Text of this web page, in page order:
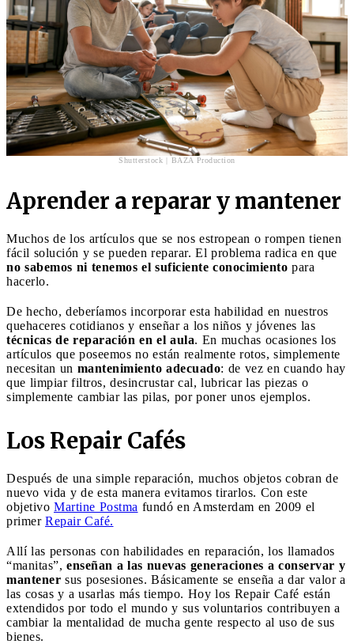
Shutterstock | BAZA Production
Aprender a reparar y mantener
Muchos de los artículos que se nos estropean o rompen tienen
fácil solución y se pueden reparar. El problema radica en que
no sabemos ni tenemos el suficiente conocimiento para
hacerlo.
De hecho, deberíamos incorporar esta habilidad en nuestros
quehaceres cotidianos y enseñar a los niños y jóvenes las
técnicas de reparación en el aula. En muchas ocasiones los
artículos que poseemos no están realmente rotos, simplemente
necesitan un mantenimiento adecuado: de vez en cuando hay
que limpiar filtros, desincrustar cal, lubricar las piezas o
simplemente cambiar las pilas, por poner unos ejemplos.
Los Repair Cafés
Después de una simple reparación, muchos objetos cobran de
nuevo vida y de esta manera evitamos tirarlos. Con este
objetivo Martine Postma fundó en Amsterdam en 2009 el
primer Repair Café.
Allí las personas con habilidades en reparación, los llamados
“manitas”, enseñan a las nuevas generaciones a conservar y
mantener sus posesiones. Básicamente se enseña a dar valor a
las cosas y a usarlas más tiempo. Hoy los Repair Café están
extendidos por todo el mundo y sus voluntarios contribuyen a
cambiar la mentalidad de mucha gente respecto al uso de sus
bienes.